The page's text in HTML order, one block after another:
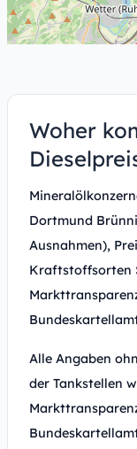
Woher
Dortmund
Ausnahmen),
Kraftstoffsorten
Alle Angaben
der Tankstellen